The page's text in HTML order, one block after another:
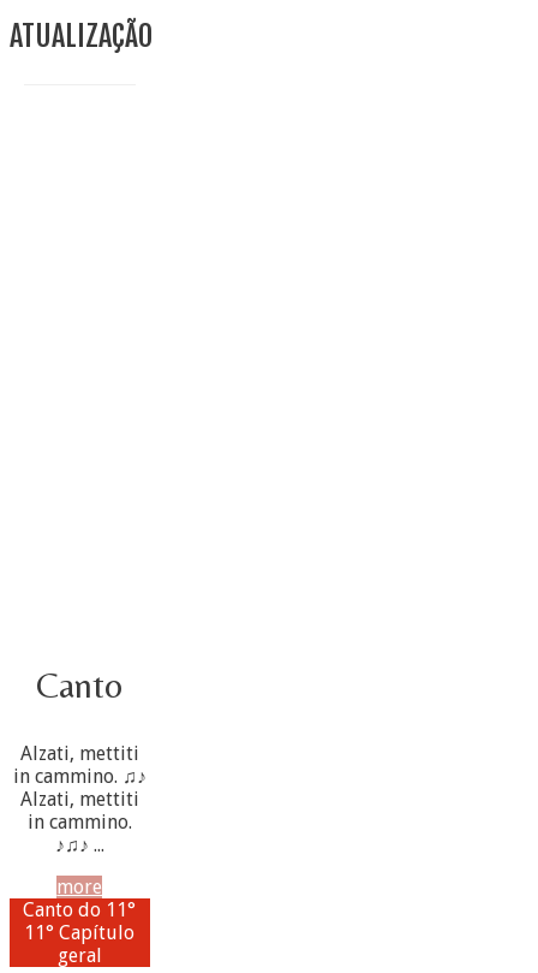
ATUALIZAÇÃO
Canto
Alzati, mettiti
in cammino. ♫♪
Alzati, mettiti
in cammino.
♪♫♪ ...
more
Canto do 11°
11° Capítulo
geral